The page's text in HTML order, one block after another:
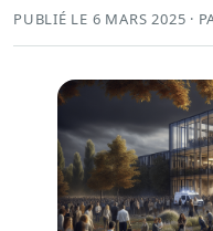
PUBLIÉ LE 6 MARS 2025 ·